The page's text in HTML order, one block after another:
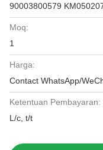
90003800579
Moq:
1
Harga:
Contact WhatsApp/
Ketentuan Pembayaran:
L/c, t/t